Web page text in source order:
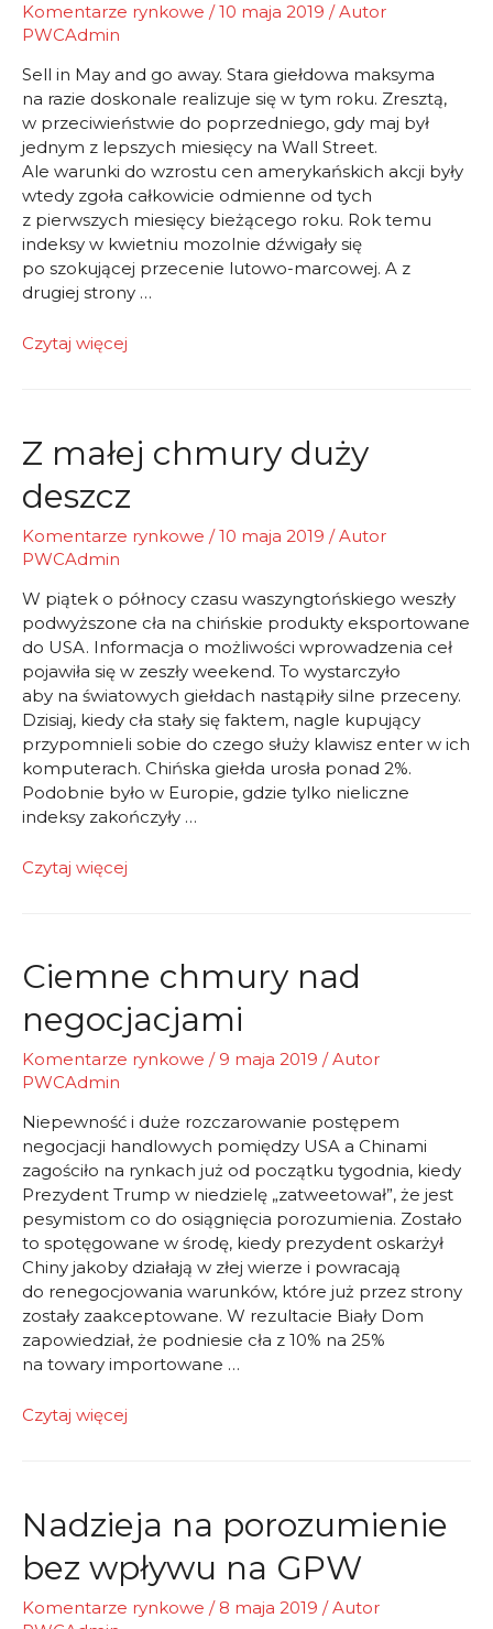
Komentarze rynkowe /10 maja 2019 / Autor
PWCAdmin
Sell in May and go away. Stara giełdowa maksyma
na razie doskonale realizuje się w tym roku. Zresztą,
w przeciwieństwie do poprzedniego, gdy maj był
jednym z lepszych miesięcy na Wall Street.
Ale warunki do wzrostu cen amerykańskich akcji były
wtedy zgoła całkowicie odmienne od tych
z pierwszych miesięcy bieżącego roku. Rok temu
indeksy w kwietniu mozolnie dźwigały się
po szokującej przecenie lutowo-marcowej. A z
drugiej strony …
Giełdowa
Czytaj więcej
Z małej chmury duży
deszcz
Komentarze rynkowe /10 maja 2019 / Autor
PWCAdmin
W piątek o północy czasu waszyngtońskiego weszły
podwyższone cła na chińskie produkty eksportowane
do USA. Informacja o możliwości wprowadzenia ceł
pojawiła się w zeszły weekend. To wystarczyło
aby na światowych giełdach nastąpiły silne przeceny.
Dzisiaj, kiedy cła stały się faktem, nagle kupujący
przypomnieli sobie do czego służy klawisz enter w ich
komputerach. Chińska giełda urosła ponad 2%.
Podobnie było w Europie, gdzie tylko nieliczne
indeksy zakończyły …
Z
deszcz
Czytaj więcej
Ciemne chmury nad
negocjacjami
Komentarze rynkowe / 9 maja 2019 / Autor
PWCAdmin
Niepewność i duże rozczarowanie postępem
negocjacji handlowych pomiędzy USA a Chinami
zagościło na rynkach już od początku tygodnia, kiedy
Prezydent Trump w niedzielę „zatweetował”, że jest
pesymistom co do osiągnięcia porozumienia. Zostało
to spotęgowane w środę, kiedy prezydent oskarżył
Chiny jakoby działają w złej wierze i powracają
do renegocjowania warunków, które już przez strony
zostały zaakceptowane. W rezultacie Biały Dom
zapowiedział, że podniesie cła z 10% na 25%
na towary importowane …
Ciemne
Czytaj więcej
Nadzieja na porozumienie
bez wpływu na GPW
Komentarze rynkowe / 8 maja 2019 / Autor